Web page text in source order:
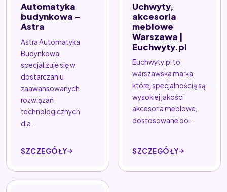
Automatyka
budynkowa -
Astra
Astra Automatyka
Budynkowa
specjalizuje się w
dostarczaniu
zaawansowanych
rozwiązań
technologicznych
dla...
SZCZEGÓŁY
Uchwyty,
akcesoria
meblowe
Warszawa |
Euchwyty.pl
Euchwyty.pl to
warszawska marka,
której specjalnością są
wysokiej jakości
akcesoria meblowe,
dostosowane do...
SZCZEGÓŁY